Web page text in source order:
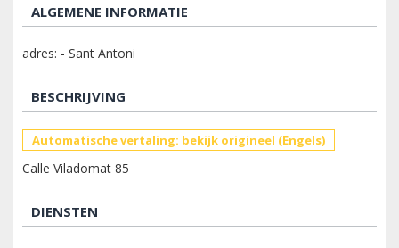
ALGEMENE INFORMATIE
adres: - Sant Antoni
BESCHRIJVING
Automatische vertaling: bekijk origineel (Engels)
Calle Viladomat 85
DIENSTEN